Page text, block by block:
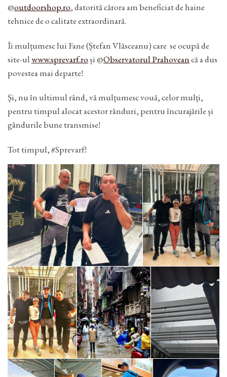
@outdoorshop.ro, datorită cărora am beneficiat de haine
tehnice de o calitate extraordinară.
Îi mulțumesc lui Fane (Ștefan Vlăsceanu) care se ocupă de
site-ulwww.sprevarf.roși @Observatorul Prahoveancă a dus
povestea mai departe!
Și, nu în ultimul rând, vă mulțumesc vouă, celor mulți,
pentru timpul alocat acestor rânduri, pentru încurajările și
gândurile bune transmise!
Tot timpul, #Sprevarf!